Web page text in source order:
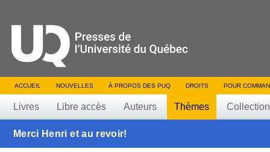
ACCUEIL NOUVELLES À PROPOS DES PUQ DROITS POUR
Livres Libre accès Auteurs Thèmes
Merci Henri et au revoir!